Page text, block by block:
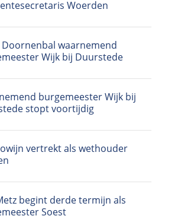
Woerden
waarnemend
Wijk bij Duurstede
burgemeester Wijk bij
stopt voortijdig
vertrekt als wethouder
begint derde termijn als
Soest